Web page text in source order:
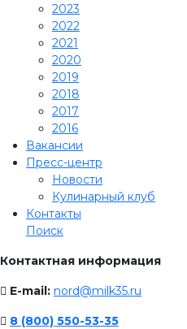
2023
2022
2021
2020
2019
2018
2017
2016
Вакансии
Пресс-центр
Новости
Кулинарный клуб
Контакты
Поиск
Контактная информация
E-mail: nord@milk35.ru
8 (800) 550-53-35